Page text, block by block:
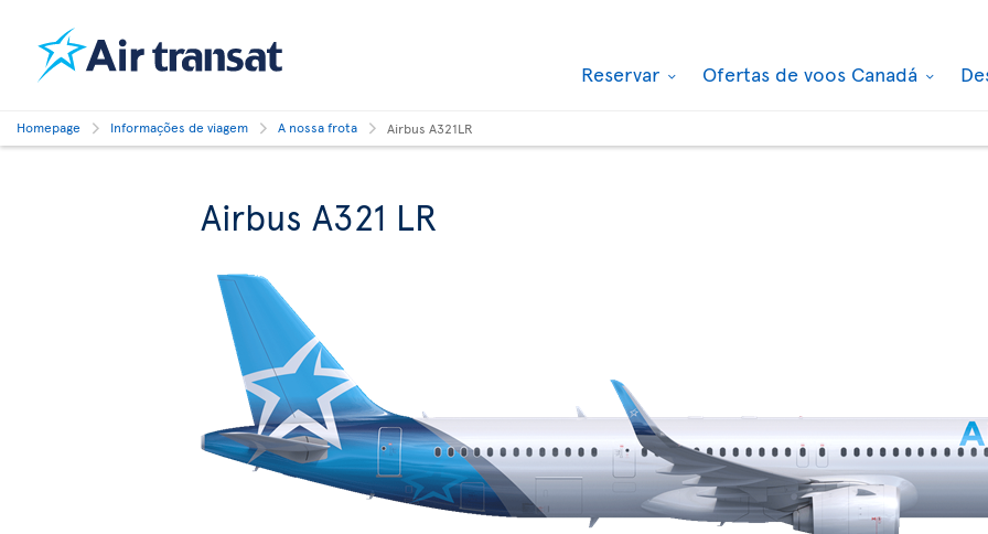
Reservar Ofertas de voos Canadá
Homepage Informações de viagem A nossa frota Airbus A321LR
Airbus A321 LR